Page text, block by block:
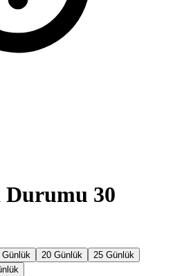
30
Günlük 20 Günlük
25 Günlük